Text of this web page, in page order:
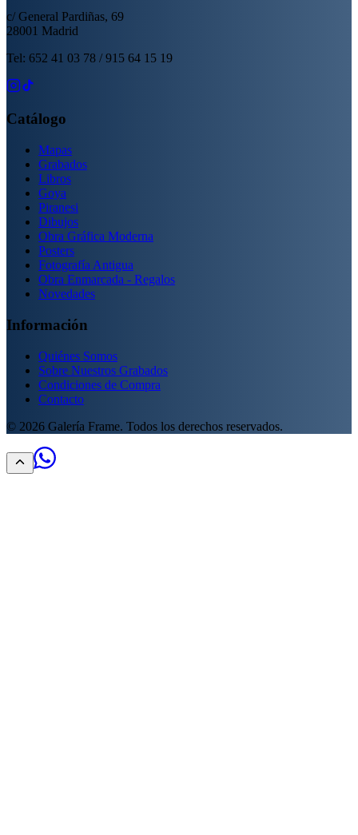
c/ General Pardiñas, 69
28001 Madrid
Tel: 652 41 03 78 / 915 64 15 19
Catálogo
Mapas
Grabados
Libros
Goya
Piranesi
Dibujos
Obra Gráfica Moderna
Posters
Fotografía Antigua
Obra Enmarcada - Regalos
Novedades
Información
Quiénes Somos
Sobre Nuestros Grabados
Condiciones de Compra
Contacto
© 2026 Galería Frame. Todos los derechos reservados.